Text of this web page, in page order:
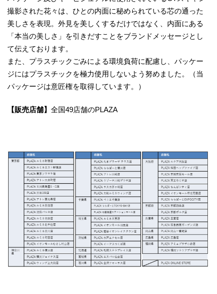
撮影された花々は、ひとの内面に秘められている芯の通った
美しさを表現。外見を美しくするだけではなく、内面にある
「本当の美しさ」を引きだすことをブランドメッセージとし
て伝えております。
また、プラスチックごみによる環境負荷に配慮し、パッケー
ジにはプラスチックを極力使用しないよう努めました。（当
パッケージは意匠権を取得しています。）
【販売店舗】 全国49店舗のPLAZA